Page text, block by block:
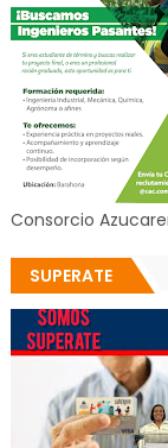
Consorcio
SUPERATE